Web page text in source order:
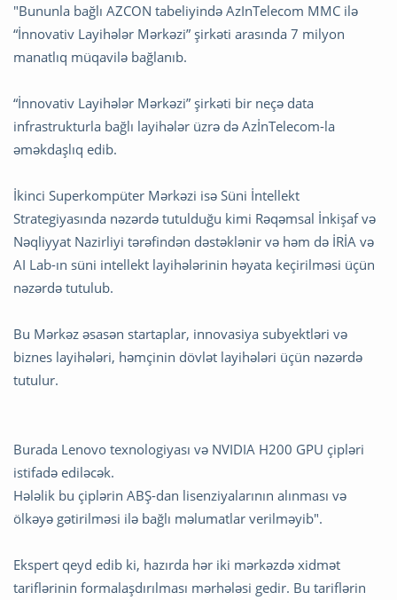
"Bununla bağlı AZCON tabeliyində AzInTelecom MMC ilə
“İnnovativ Layihələr Mərkəzi” şirkəti arasında 7 milyon
manatlıq müqavilə bağlanıb.
“İnnovativ Layihələr Mərkəzi” şirkəti bir neçə data
infrastrukturla bağlı layihələr üzrə də AzİnTelecom-la
əməkdaşlıq edib.
İkinci Superkompüter Mərkəzi isə Süni İntellekt
Strategiyasında nəzərdə tutulduğu kimi Rəqəmsal İnkişaf və
Nəqliyyat Nazirliyi tərəfindən dəstəklənir və həm də İRİA və
AI Lab-ın süni intellekt layihələrinin həyata keçirilməsi üçün
nəzərdə tutulub.
Bu Mərkəz əsasən startaplar, innovasiya subyektləri və
biznes layihələri, həmçinin dövlət layihələri üçün nəzərdə
tutulur.
Burada Lenovo texnologiyası və NVIDIA H200 GPU çipləri
istifadə ediləcək.
Hələlik bu çiplərin ABŞ-dan lisenziyalarının alınması və
ölkəyə gətirilməsi ilə bağlı məlumatlar verilməyib".
Ekspert qeyd edib ki, hazırda hər iki mərkəzdə xidmət
tariflərinin formalaşdırılması mərhələsi gedir. Bu tariflərin